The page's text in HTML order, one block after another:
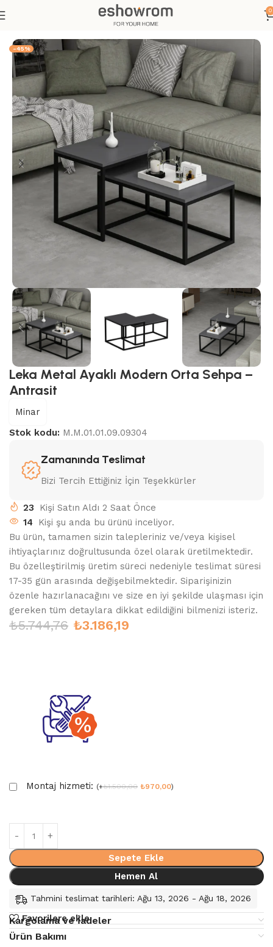
0
Oturma Odası Sehpa
-45%
Leka Metal Ayaklı Modern Orta Sehpa –
Antrasit
Minar
Stok kodu: M.M.01.01.09.09304
Zamanında Teslimat
Bizi Tercih Ettiğiniz İçin Teşekkürler
23
Kişi Satın Aldı 2 Saat Önce
14
Kişi şu anda bu ürünü inceliyor.
Bu ürün, tamamen sizin talepleriniz ve/veya kişisel
ihtiyaçlarınız doğrultusunda özel olarak üretilmektedir.
Bu özelleştirilmiş üretim süreci nedeniyle teslimat süresi
17-35 gün arasında değişebilmektedir. Siparişinizin
özenle hazırlanacağını ve size en iyi şekilde ulaşması için
gereken tüm detaylara dikkat edildiğini bilmenizi isteriz.
₺5.744,76 ₺3.186,19
Montaj hizmeti: (+₺1.500,00 ₺970,00)
Sepete Ekle
Hemen Al
Tahmini teslimat tarihleri: Ağu 13, 2026 - Ağu 18, 2026
Favorilere ekle
Kargolama ve İadeler
Ürün Bakımı